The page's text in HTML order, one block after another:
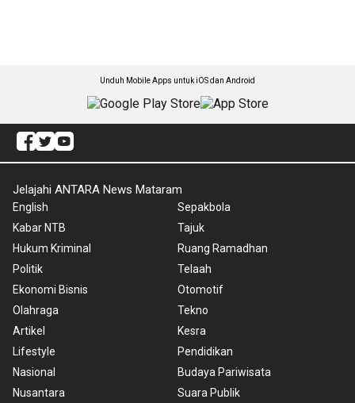
Unduh Mobile Apps untuk iOS dan Android
Jelajahi ANTARA News Mataram
English
Kabar NTB
Hukum Kriminal
Politik
Ekonomi Bisnis
Olahraga
Artikel
Lifestyle
Nasional
Nusantara
Sepakbola
Tajuk
Ruang Ramadhan
Telaah
Otomotif
Tekno
Kesra
Pendidikan
Budaya Pariwisata
Suara Publik